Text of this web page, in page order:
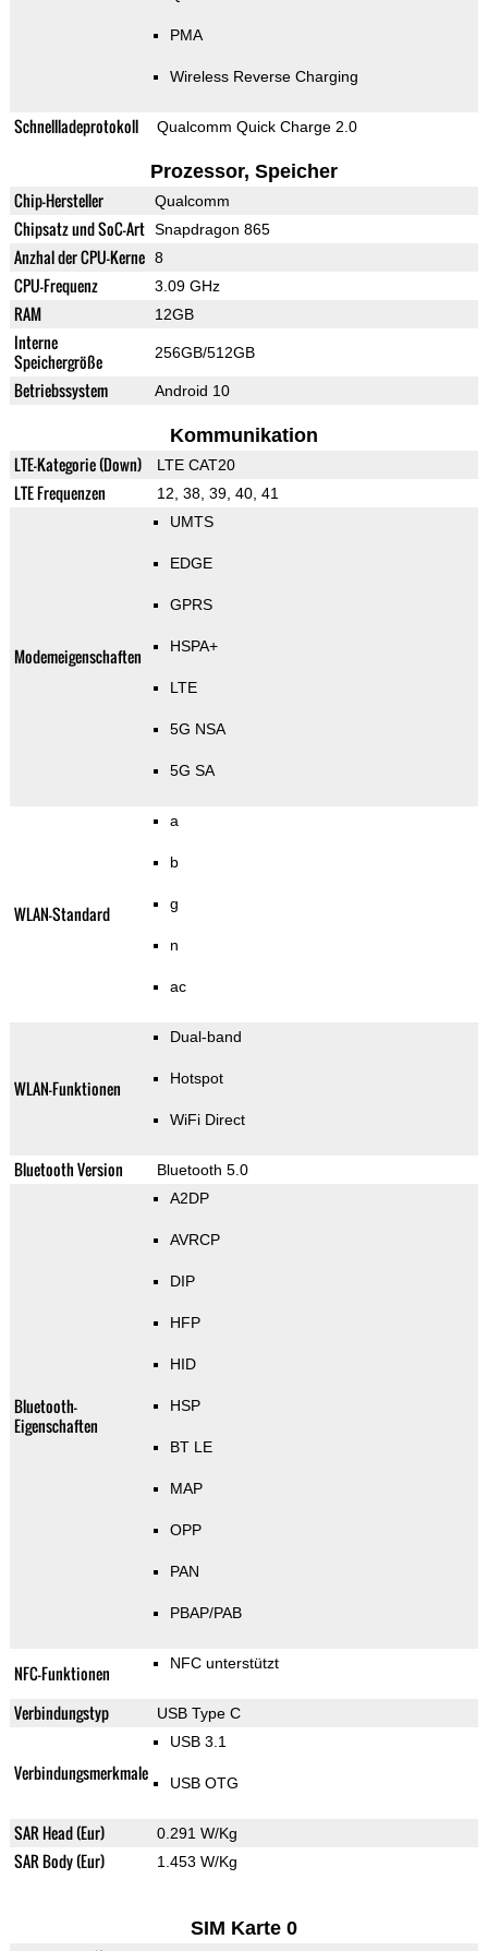
PMA
Wireless Reverse Charging
Schnellladeprotokoll Qualcomm Quick Charge 2.0
Prozessor, Speicher
Chip-Hersteller Qualcomm
Chipsatz und SoC-Art Snapdragon 865
Anzhal der CPU-Kerne 8
CPU-Frequenz 3.09 GHz
RAM 12GB
Interne
Speichergröße
256GB/512GB
Betriebssystem Android 10
Kommunikation
LTE-Kategorie (Down) LTE CAT20
LTE Frequenzen 12, 38, 39, 40, 41
Modemeigenschaften
UMTS
EDGE
GPRS
HSPA+
LTE
5G NSA
5G SA
WLAN-Standard
a
b
g
n
ac
WLAN-Funktionen
Dual-band
Hotspot
WiFi Direct
Bluetooth Version Bluetooth 5.0
Bluetooth-
Eigenschaften
A2DP
AVRCP
DIP
HFP
HID
HSP
BT LE
MAP
OPP
PAN
PBAP/PAB
NFC-Funktionen NFC unterstützt
Verbindungstyp USB Type C
Verbindungsmerkmale
USB 3.1
USB OTG
SAR Head (Eur) 0.291 W/Kg
SAR Body (Eur) 1.453 W/Kg
SIM Karte 0